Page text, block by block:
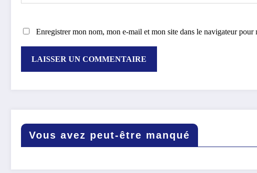
Enregistrer mon nom, mon e-mail et mon site dans le navigateur pour
Vous avez peut-être manqué